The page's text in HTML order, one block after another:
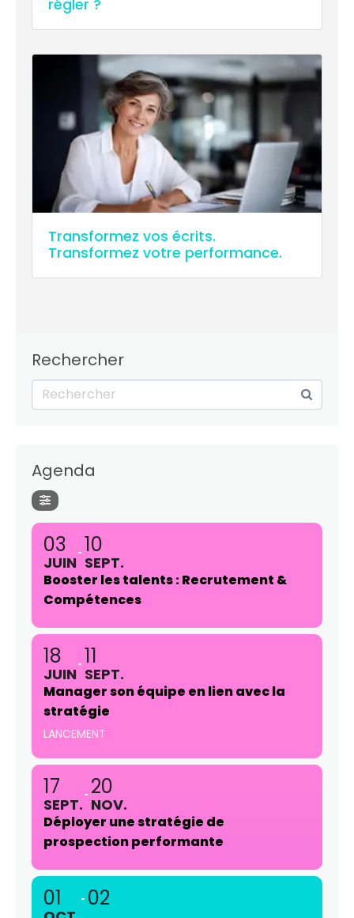
régler ?
Transformez vos écrits.
Transformez votre performance.
Rechercher
Agenda
03
JUIN
10
SEPT.
Booster les talents : Recrutement &
Compétences
18
JUIN
11
SEPT.
Manager son équipe en lien avec la
stratégie
LANCEMENT
17
SEPT.
20
NOV.
Déployer une stratégie de
prospection performante
01 02